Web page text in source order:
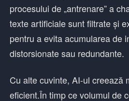
procesului de „antrenare” a
texte artificiale sunt filtrate și
pentru a evita acumularea de
distorsionate sau redundante.
Cu alte cuvinte, AI-ul creează
eficient.În timp ce volumul de